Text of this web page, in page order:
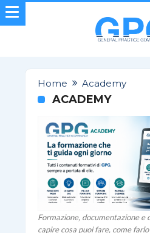
Home Academy
ACADEMY
Formazione, documentazione
capire cosa puoi fare, come